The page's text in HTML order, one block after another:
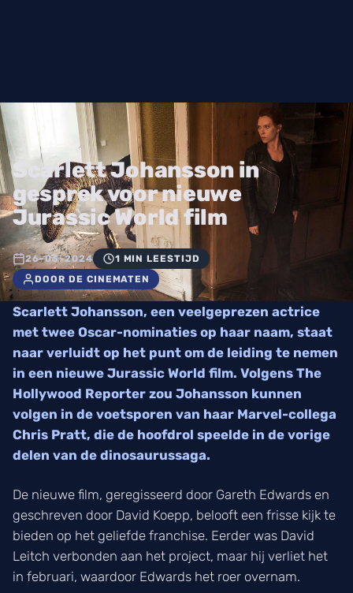
Scarlett Johansson in
gesprek voor nieuwe
Jurassic World film
26-03-2024
1 MIN LEESTIJD
DOOR DE CINEMATEN
Scarlett Johansson, een veelgeprezen actrice
met twee Oscar-nominaties op haar naam, staat
naar verluidt op het punt om de leiding te nemen
in een nieuwe Jurassic World film. Volgens The
Hollywood Reporter zou Johansson kunnen
volgen in de voetsporen van haar Marvel-collega
Chris Pratt, die de hoofdrol speelde in de vorige
delen van de dinosaurussaga.
De nieuwe film, geregisseerd door Gareth Edwards en
geschreven door David Koepp, belooft een frisse kijk te
bieden op het geliefde franchise. Eerder was David
Leitch verbonden aan het project, maar hij verliet het
in februari, waardoor Edwards het roer overnam.